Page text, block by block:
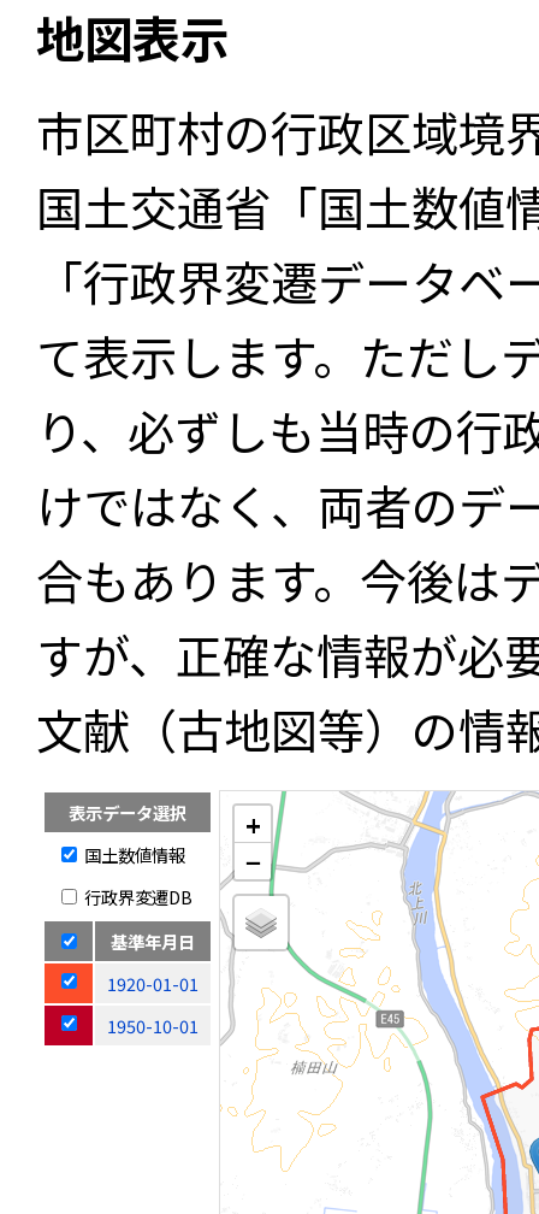
地図表示
市区町村の行政区域境
国土交通省「国土数値
「行政界変遷データ
て表示します。ただし
り、必ずしも当時の行
けではなく、両者のデ
合もあります。今後は
すが、正確な情報が必
文献（古地図等）の情
表示データ選択
国土数値情報
行政界変遷DB
基準年月日
1920-01-01
1950-10-01
+
−